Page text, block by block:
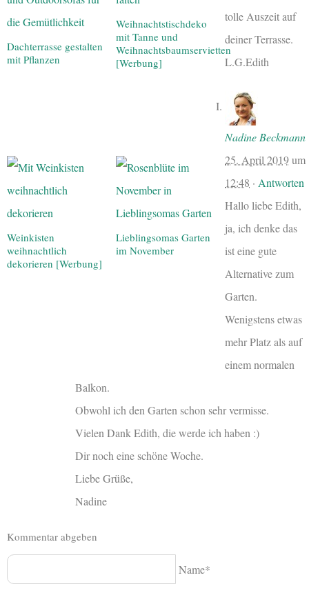
Dachterrasse gestalten
mit Pflanzen
Weihnachtstischdeko
mit Tanne und
Weihnachtsbaumservietten
[Werbung]
Weinkisten
weihnachtlich
dekorieren [Werbung]
Lieblingsomas Garten
im November
tolle Auszeit auf
deiner Terrasse.
L.G.Edith
Nadine Beckmann
25. April 2019um
12:48 · Antworten
Hallo liebe Edith,
ja, ich denke das
ist eine gute
Alternative zum
Garten.
Wenigstens etwas
mehr Platz als auf
einem normalen
Balkon.
Obwohl ich den Garten schon sehr vermisse.
Vielen Dank Edith, die werde ich haben :)
Dir noch eine schöne Woche.
Liebe Grüße,
Nadine
Kommentar abgeben
Name*